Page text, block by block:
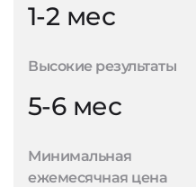
1-2 мес
Высокие результаты
5-6 мес
Минимальная
ежемесячная цена